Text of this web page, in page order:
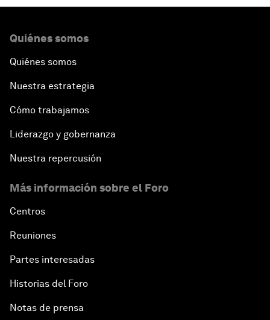
Quiénes somos
Quiénes somos
Nuestra estrategia
Cómo trabajamos
Liderazgo y gobernanza
Nuestra repercusión
Más información sobre el Foro
Centros
Reuniones
Partes interesadas
Historias del Foro
Notas de prensa